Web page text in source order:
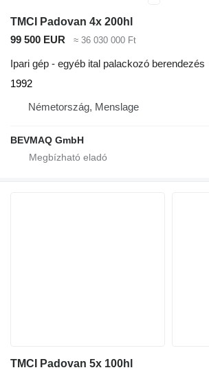
TMCI Padovan 4x 200hl
99 500 EUR
≈ 36 030 000 Ft
Ipari gép - egyéb ital palackozó berendezés
1992
Németország, Menslage
BEVMAQ GmbH
TMCI Padovan 5x 100hl